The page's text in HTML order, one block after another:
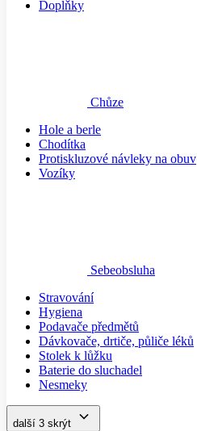
Doplňky
Chůze
Hole a berle
Chodítka
Protiskluzové návleky na obuv
Vozíky
Sebeobsluha
Stravování
Hygiena
Podavače předmětů
Dávkovače, drtiče, půliče léků
Stolek k lůžku
Baterie do sluchadel
Nesmeky
další 3 skrýt